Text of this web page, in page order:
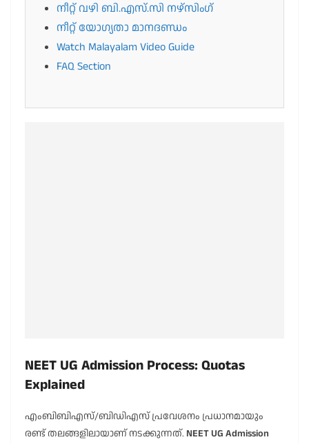
നീറ്റ് വഴി ബി.എസ്.സി നഴ്സിംഗ്
നീറ്റ് യോഗ്യതാ മാനദണ്ഡം
Watch Malayalam Video Guide
FAQ Section
NEET UG Admission Process: Quotas
Explained
എംബിബിഎസ്/ബിഡിഎസ് പ്രവേശനം പ്രധാനമായും
രണ്ട് തലങ്ങളിലായാണ് നടക്കുന്നത്. NEET UG Admission